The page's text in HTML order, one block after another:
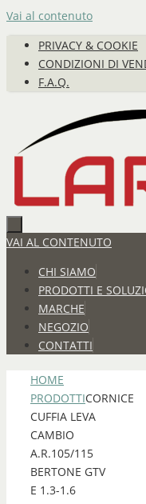
Vai al contenuto
PRIVACY & COOKIE
CONDIZIONI DI
F.A.Q.
VAI AL CONTENUTO
CHI SIAMO
PRODOTTI E
MARCHE
NEGOZIO
CONTATTI
HOME
PRODOTTICORNICE
CUFFIA LEVA
CAMBIO
A.R.105/115
BERTONE GTV
E 1.3-1.6